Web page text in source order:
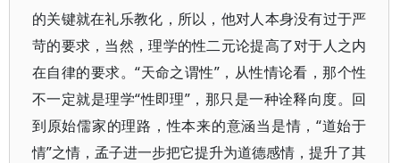
的关键就在礼乐教化，所以，他对人本身没有过于严
苛的要求，当然，理学的性二元论提高了对于人之内
在自律的要求。“天命之谓性”，从性情论看，那个性
不一定就是理学“性即理”，那只是一种诠释向度。回
到原始儒家的理路，性本来的意涵当是情，“道始于
情”之情，孟子进一步把它提升为道德感情，提升了其